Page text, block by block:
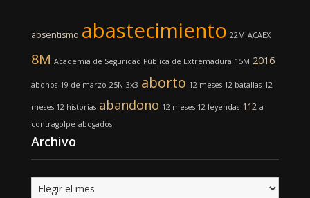
absentismo abastecimiento 22M ACAEX
8M Academia de Seguridad Pública de Extremadura 15M 2016
abonos 19 de marzo 25N 3x3 aborto 12 meses 12 batallas 12
meses 12 historias abandono 12 meses 12 leyendas 112 a
contragolpe abogados
Archivo
Archivo